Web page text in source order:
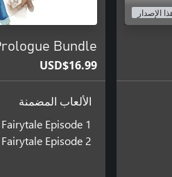
الإصدار
Bundle
USD$16.99
الألعاب المضمنة
Episode 1
Episode 2